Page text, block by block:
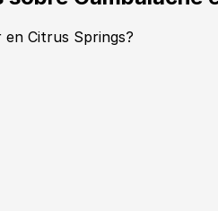
Citrus Springs?